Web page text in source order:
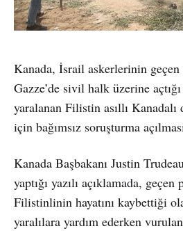
Kanada, İsrail askerlerinin geçen
Gazze’de sivil halk üzerine açtığı
yaralanan Filistin asıllı
için bağımsız soruşturma
Kanada Başbakanı Justin
yaptığı yazılı açıklamada,
Filistinlinin hayatını kaybettiği
yaralılara yardım ederken